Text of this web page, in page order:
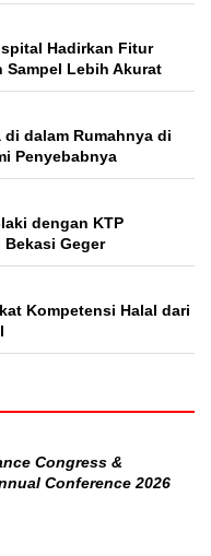
Hadirkan Fitur
Sampel Lebih Akurat
di dalam Rumahnya di
Penyebabnya
dengan KTP
Bekasi Geger
Kompetensi Halal dari
Congress &
Conference 2026